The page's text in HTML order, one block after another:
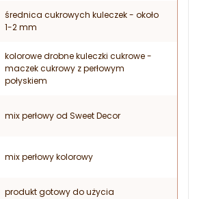
średnica cukrowych kuleczek - około
1-2 mm
kolorowe drobne kuleczki cukrowe -
maczek cukrowy z perłowym
połyskiem
mix perłowy od Sweet Decor
mix perłowy kolorowy
produkt gotowy do użycia